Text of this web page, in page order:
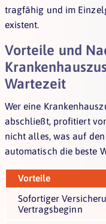
tragfähig und im
existent.
Vorteile und
Wartezeit
Wer eine
abschließt, profitiert
nicht alles, was auf
automatisch die beste
Vorteile
Sofortiger
Vertragsbeginn